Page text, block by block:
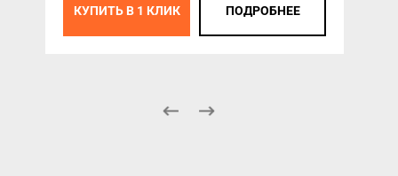
КУПИТЬ В 1 КЛИК ПОДРОБНЕЕ